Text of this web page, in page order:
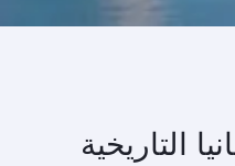
التاريخية